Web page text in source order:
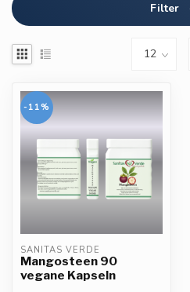
Filter
-11%
SANITAS VERDE
Mangosteen 90
vegane Kapseln